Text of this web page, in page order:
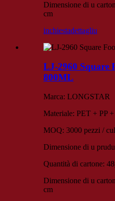
Dimensione di u
cm
inchiestadettagliu
LJ-2960 Square
800ML
Marca: LONGSTAR
Materiale: PET + PP
MOQ: 3000 pezzi /
Dimensione di u
Quantità di cartone:
Dimensione di u
cm